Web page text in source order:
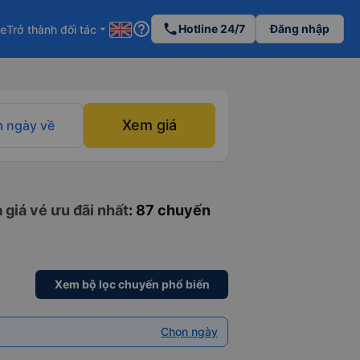
Trở thành đối tác arrow_drop_down help_outline phoneHotline 24/7 Đăng nhập
ngày về Xem giá
giá vé ưu đãi nhất: 87 chuyến
Xem bộ lọc chuyến phổ biến
Chọn ngày